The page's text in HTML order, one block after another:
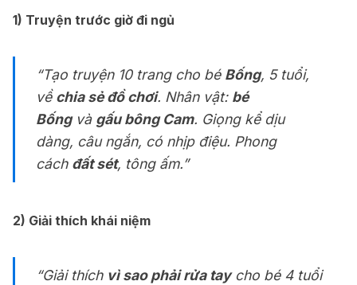
1) Truyện trước giờ đi ngủ
“Tạo truyện 10 trang cho bé Bống, 5 tuổi,
về chia sẻ đồ chơi. Nhân vật: bé
Bốngvà gấu bông Cam. Giọng kể dịu
dàng, câu ngắn, có nhịp điệu. Phong
cách đất sét, tông ấm.”
2) Giải thích khái niệm
“Giải thích vì sao phải rửa taycho bé 4 tuổi